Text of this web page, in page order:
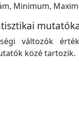
Minimum,
változók
közé tartozik.